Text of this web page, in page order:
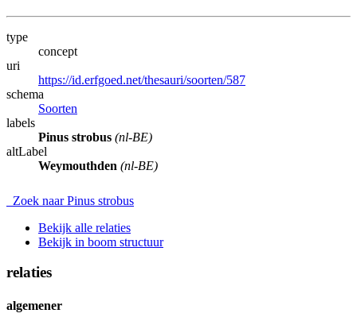
type
concept
uri
https://id.erfgoed.net/thesauri/soorten/587
schema
Soorten
labels
Pinus strobus (nl-BE)
altLabel
Weymouthden (nl-BE)
Zoek naar Pinus strobus
Bekijk alle relaties
Bekijk in boom structuur
relaties
algemener